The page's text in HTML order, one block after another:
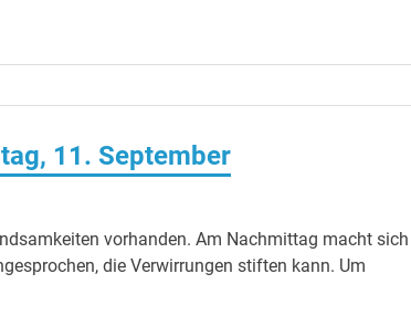
11. September
vorhanden. Am Nachmittag macht sich
die Verwirrungen stiften kann. Um